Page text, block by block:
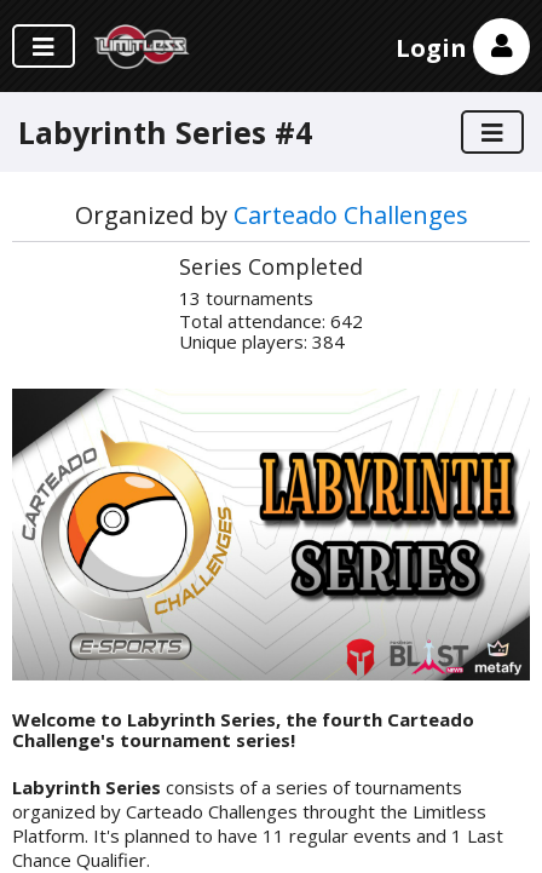
Login
Labyrinth Series #4
Organized by Carteado Challenges
Series Completed
13 tournaments
Total attendance: 642
Unique players: 384
Welcome to Labyrinth Series, the fourth Carteado
Challenge's tournament series!
Labyrinth Series consists of a series of tournaments
organized by Carteado Challenges throught the Limitless
Platform. It's planned to have 11 regular events and 1 Last
Chance Qualifier.